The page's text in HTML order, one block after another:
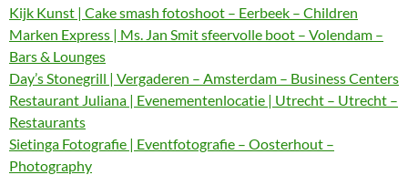
Kijk Kunst | Cake smash fotoshoot – Eerbeek – Children
Marken Express | Ms. Jan Smit sfeervolle boot – Volendam –
Bars & Lounges
Day’s Stonegrill | Vergaderen – Amsterdam – Business Centers
Restaurant Juliana | Evenementenlocatie | Utrecht – Utrecht –
Restaurants
Sietinga Fotografie | Eventfotografie – Oosterhout –
Photography